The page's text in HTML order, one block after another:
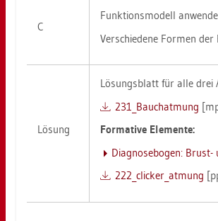
C
Funk­ti­ons­mo­dell
Ver­schie­de­ne For­men
Lö­sung
Lö­sungs­blatt für alle drei
231_Bauch­at­mung
For­ma­ti­ve Ele­men­te:
Dia­gno­se­bo­gen: Brust-
222_­cli­cker_­at­mung